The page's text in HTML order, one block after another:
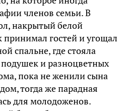
членов семьи. В
накрытый белой
принимал гостей и угощал
спальне, где стояла
и разноцветных
пока не женили сына
тогда же парадная
для молодоженов.